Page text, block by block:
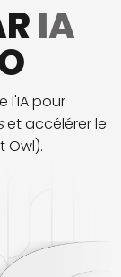
IA
l'IA pour
et accélérer le
Owl).